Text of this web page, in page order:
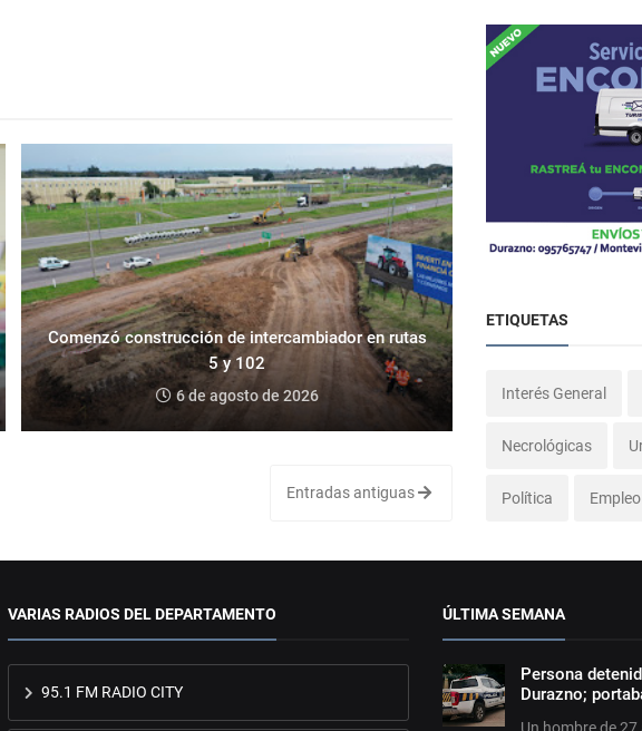
Comenzó construcción de intercambiador en rutas
5 y 102
6 de agosto de 2026
Entradas antiguas
ETIQUETAS
Interés General
Necrológicas
Política Empleo
VARIAS RADIOS DEL DEPARTAMENTO
95.1 FM RADIO CITY
ÚLTIMA SEMANA
Persona
Durazno;
Un hombre de